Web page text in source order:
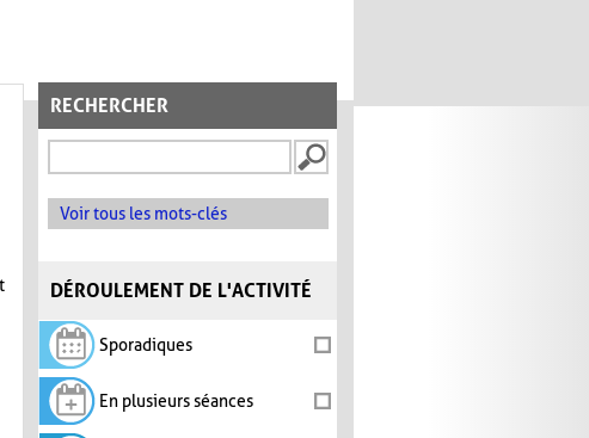
RECHERCHER
Voir tous les mots-clés
DÉROULEMENT DE L'ACTIVITÉ
Sporadiques
En plusieurs séances